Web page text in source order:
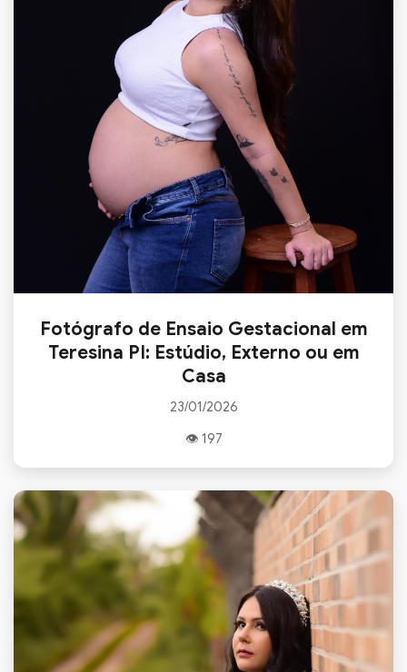
Fotógrafo de Ensaio Gestacional em
Teresina PI: Estúdio, Externo ou em
Casa
23/01/2026
👁 197